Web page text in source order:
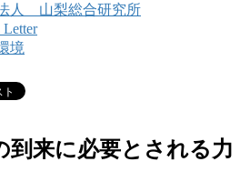
人 山梨総合研究所
Letter
境
来に必要とされる力